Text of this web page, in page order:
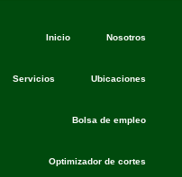
Inicio Nosotros
Servicios Ubicaciones
Bolsa de empleo
Optimizador de cortes